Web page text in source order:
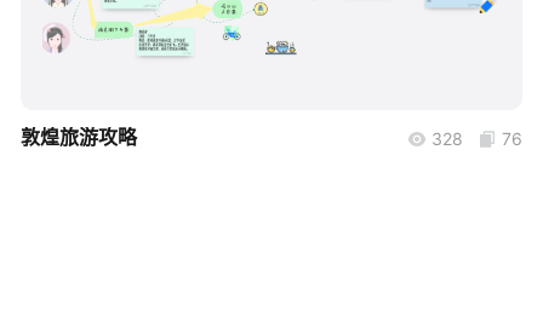
敦煌旅游攻略 328 76